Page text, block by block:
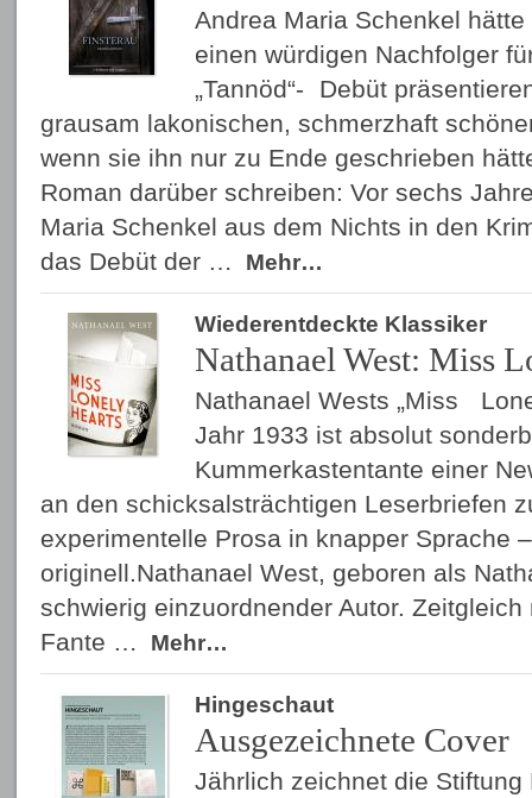
Andrea Maria Schenkel hätte
einen würdigen Nachfolger
„Tannöd“- Debüt
grausam lakonischen, schmerzhaft
wenn sie ihn nur zu Ende geschrieben
Roman darüber schreiben: Vor sechs
Maria Schenkel aus dem Nichts in den
das Debüt der …
Mehr…
Wiederentdeckte Klassiker
Nathanael West: Miss
Nathanael Wests „Miss
Jahr 1933 ist absolut
Kummerkastentante einer
an den schicksalsträchtigen Leserbriefen
experimentelle Prosa in knapper Sprache
originell.Nathanael West, geboren als
schwierig einzuordnender Autor.
Fante …
Mehr…
Hingeschaut
Ausgezeichnete Cover
Jährlich zeichnet die Stiftung